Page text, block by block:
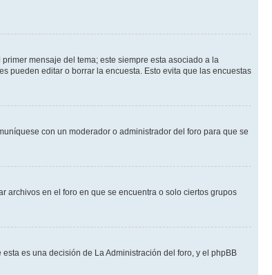
mensaje del tema; este siempre esta asociado a la
pueden editar o borrar la encuesta. Esto evita que las encuestas
con un moderador o administrador del foro para que se
archivos en el foro en que se encuentra o solo ciertos grupos
es una decisión de La Administración del foro, y el phpBB